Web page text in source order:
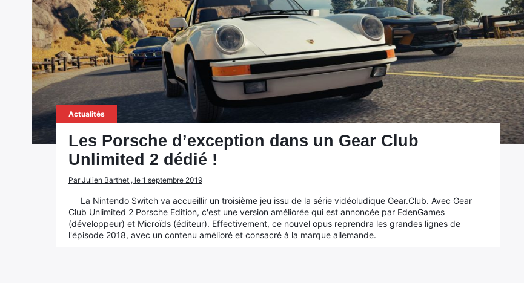
Actualités
Les Porsche d’exception dans un Gear Club
Unlimited 2 dédié !
Par Julien Barthet , le 1 septembre 2019
La Nintendo Switch va accueillir un troisième jeu issu de la série vidéoludique Gear.Club. Avec Gear
Club Unlimited 2 Porsche Edition, c'est une version améliorée qui est annoncée par EdenGames
(développeur) et Microïds (éditeur). Effectivement, ce nouvel opus reprendra les grandes lignes de
l'épisode 2018, avec un contenu amélioré et consacré à la marque allemande.